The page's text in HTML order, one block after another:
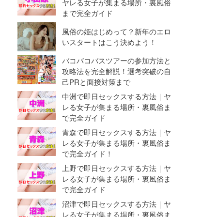
ヤレる女子が集まる場所・裏風俗
まで完全ガイド
風俗の姫はじめって？新年のエロ
いスタートはこう決めよう！
バコバコバスツアーの参加方法と
攻略法を完全解説！選考突破の自
己PRと面接対策まで
中洲で即日セックスする方法｜ヤ
レる女子が集まる場所・裏風俗ま
で完全ガイド
青森で即日セックスする方法｜ヤ
レる女子が集まる場所・裏風俗ま
で完全ガイド！
上野で即日セックスする方法｜ヤ
レる女子が集まる場所・裏風俗ま
で完全ガイド
沼津で即日セックスする方法｜ヤ
レる女子が集まる場所・裏風俗ま